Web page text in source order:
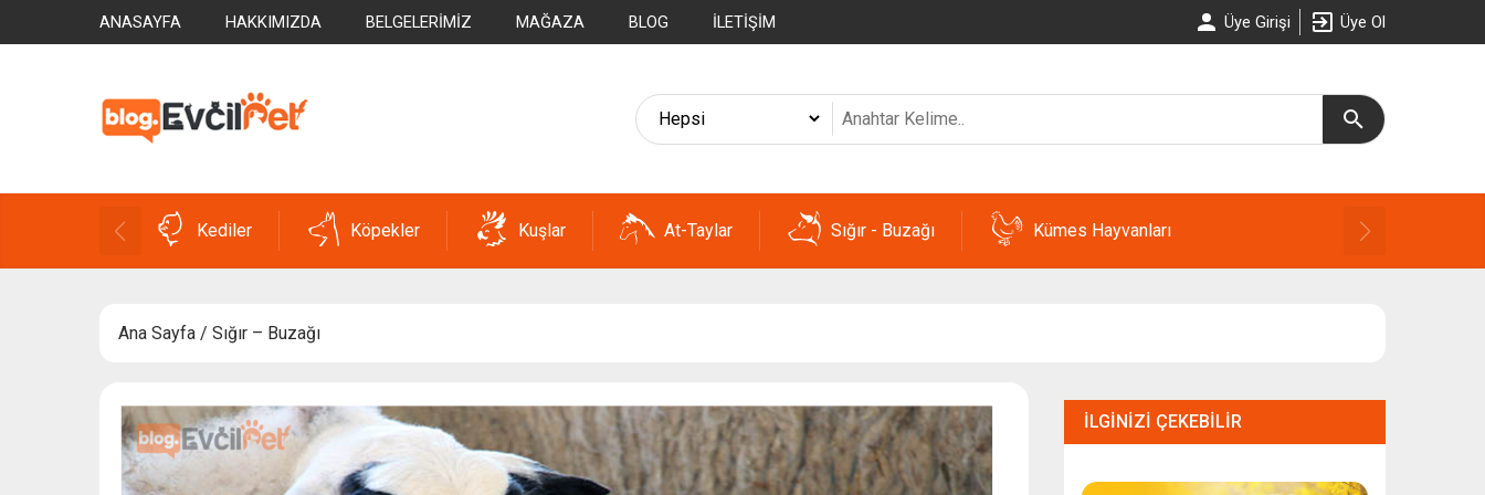
ANASAYFA HAKKIMIZDA BELGELERIMIZ MAĞAZA BLOG İLETIŞIM Üye Girişi Üye Ol
Kediler Köpekler Kuşlar At-Taylar Sığır - Buzağı Kümes Hayvanları
Ana Sayfa / Sığır – Buzağı
İLGINIZI ÇEKEBILIR